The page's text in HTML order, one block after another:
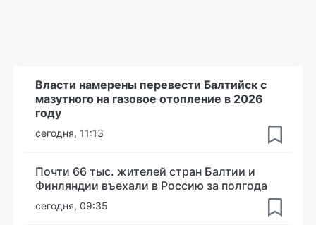
Власти намерены перевести Балтийск с
мазутного на газовое отопление в 2026
году
сегодня, 11:13
Почти 66 тыс. жителей стран Балтии и
Финляндии въехали в Россию за полгода
сегодня, 09:35